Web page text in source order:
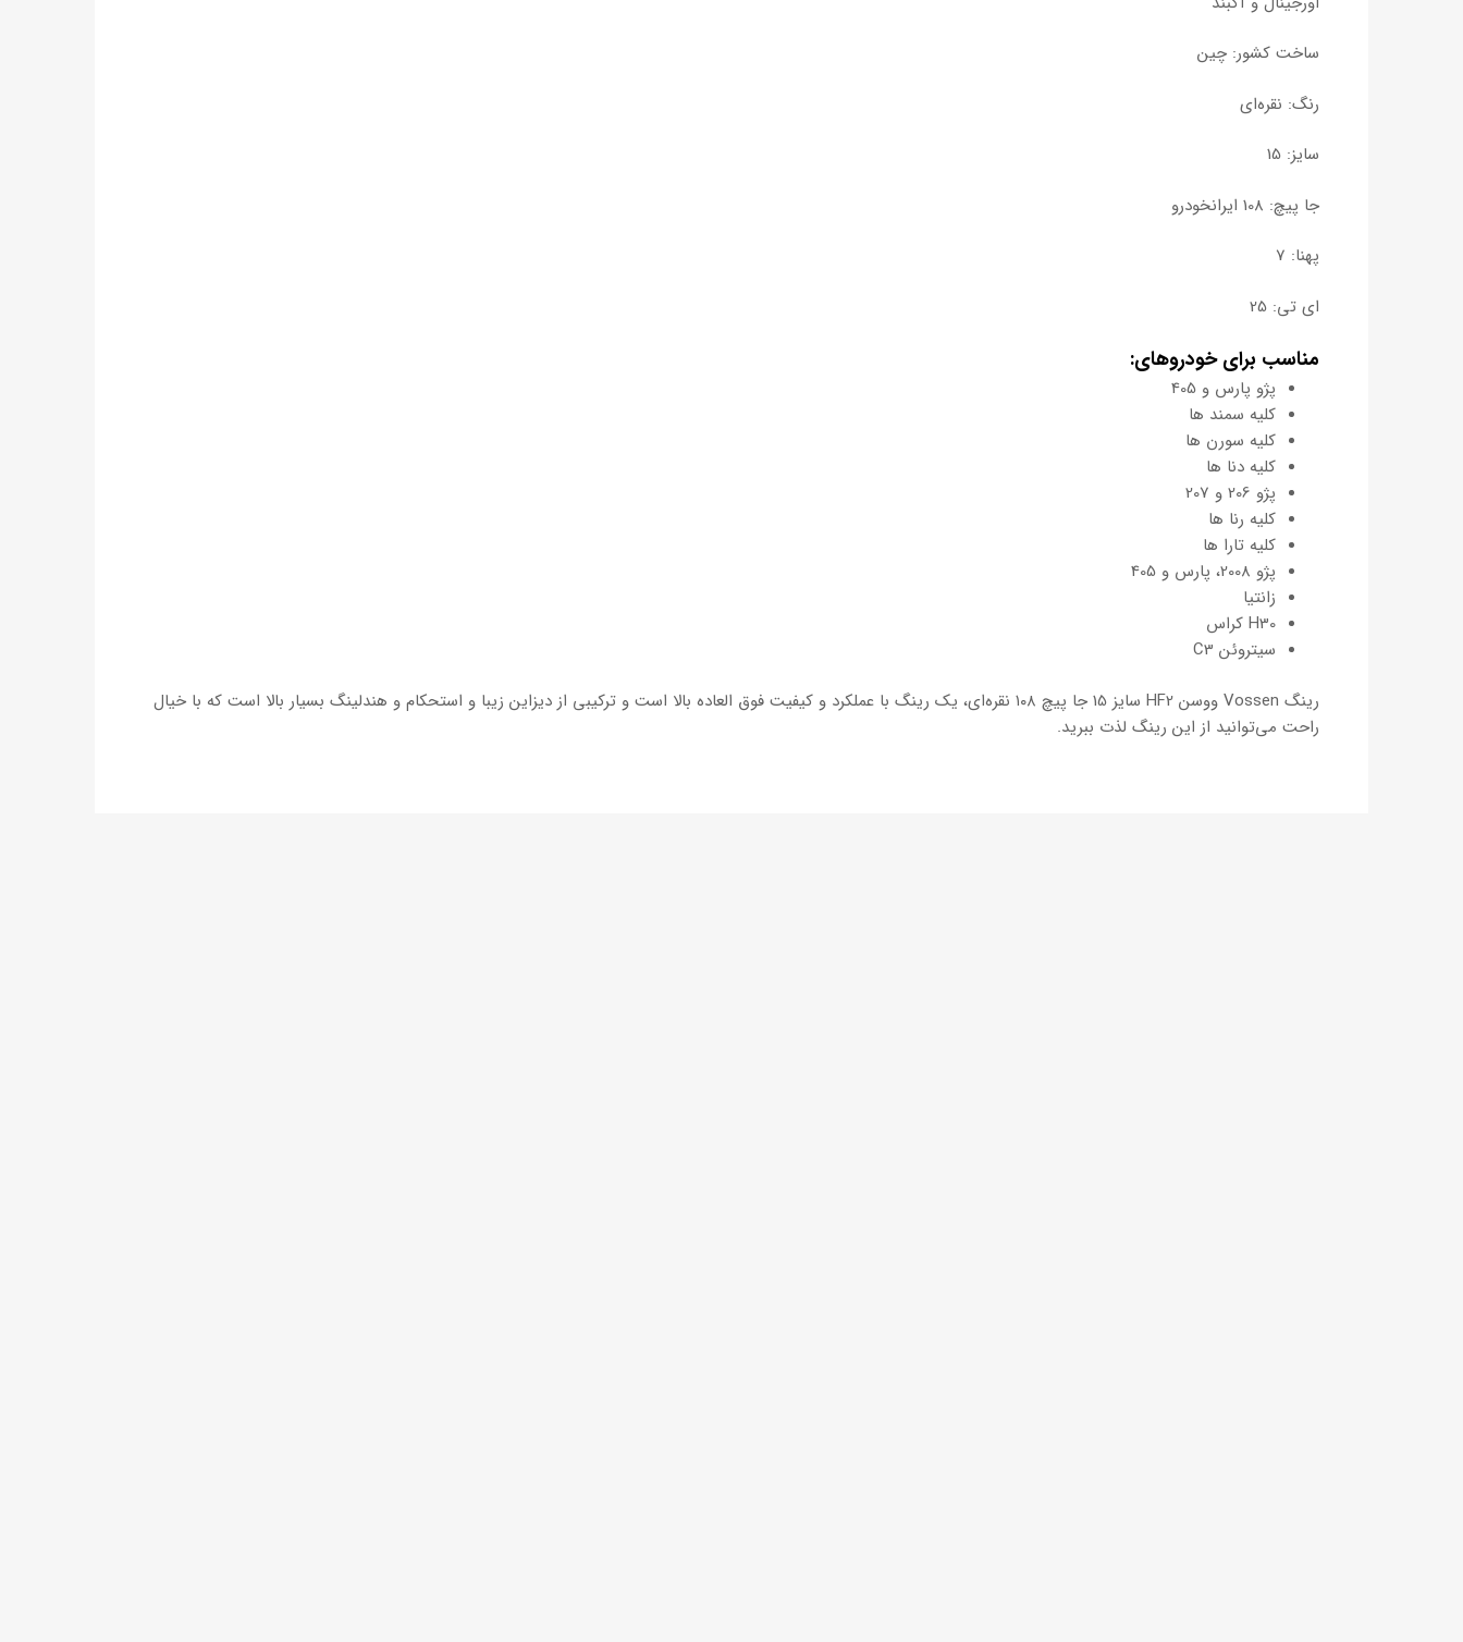
ساخت کشور: چین
رنگ: نقره‌ای
سایز: 15
جا پیچ: 108 ایرانخودرو
پهنا: 7
ای تی: 25
مناسب برای خودروهای:
پژو پارس و 405
کلیه سمند ها
کلیه سورن ها
کلیه دنا ها
پژو 206 و 207
کلیه رنا ها
کلیه تارا ها
پژو 2008، پارس و 405
زانتیا
H30 کراس
سیتروئن C3
رینگ Vossen ووسن HF2 سایز 15 جا پیچ ۱۰۸ نقره‌ای، یک رینگ با عملکرد و کیفیت فوق العاده بالا است و ترکیبی از دیزاین زیبا و استحکام و هندلینگ بسیار بالا است که با خیال
راحت می‌توانید از این رینگ لذت ببرید.